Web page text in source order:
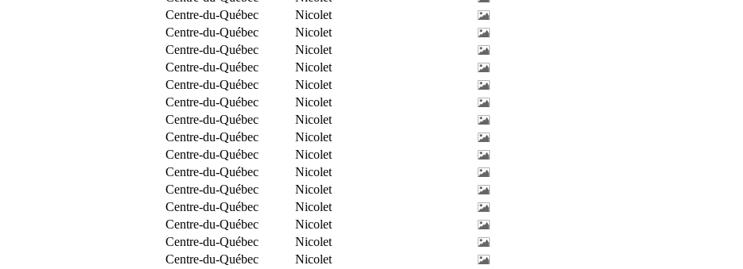
Centre-du-Québec
Nicolet
Centre-du-Québec
Nicolet
Centre-du-Québec
Nicolet
Centre-du-Québec
Nicolet
Centre-du-Québec
Nicolet
Centre-du-Québec
Nicolet
Centre-du-Québec
Nicolet
Centre-du-Québec
Nicolet
Centre-du-Québec
Nicolet
Centre-du-Québec
Nicolet
Centre-du-Québec
Nicolet
Centre-du-Québec
Nicolet
Centre-du-Québec
Nicolet
Centre-du-Québec
Nicolet
Centre-du-Québec
Nicolet